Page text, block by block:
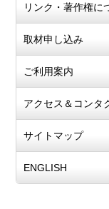
リンク・著作権に
取材申し込み
ご利用案内
アクセス＆コンタ
サイトマップ
ENGLISH